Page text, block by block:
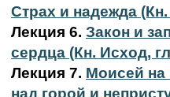
Страх и надежда
Лекция 6. Закон и
сердца (Кн. Исход,
Лекция 7. Моисей
над горой и